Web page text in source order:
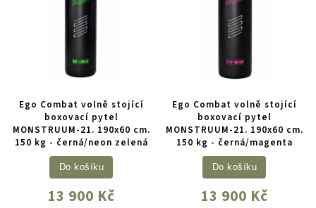
Ego Combat volně stojící
boxovací pytel
MONSTRUUM-21. 190x60 cm.
150 kg - černá/neon zelená
13 900 Kč
Do košíku
Ego Combat volně stojící
boxovací pytel
MONSTRUUM-21. 190x60 cm.
150 kg - černá/magenta
13 900 Kč
Do košíku